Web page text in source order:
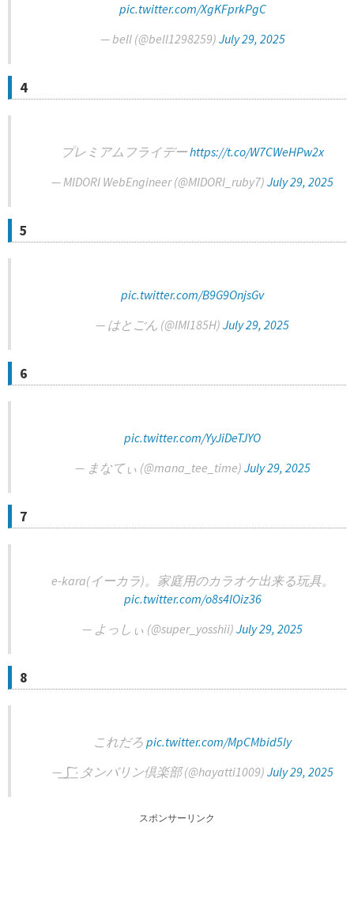
pic.twitter.com/XgKFprkPgC
— bell (@bell1298259) July 29, 2025
4
プレミアムフライデーhttps://t.co/W7CWeHPw2x
— MIDORI WebEngineer (@MIDORI_ruby7) July 29, 2025
5
pic.twitter.com/B9G9OnjsGv
— はとごん (@IMI185H) July 29, 2025
6
pic.twitter.com/YyJiDeTJYO
— まなてぃ (@mana_tee_time) July 29, 2025
7
e-kara(イーカラ)。家庭用のカラオケ出来る玩具。
pic.twitter.com/o8s4lOiz36
— よっしぃ (@super_yosshii) July 29, 2025
8
これだろ pic.twitter.com/MpCMbid5Iy
— ⟆͟ ͠ ‧͟ ݀タンバリン倶楽部 (@hayatti1009) July 29, 2025
スポンサーリンク